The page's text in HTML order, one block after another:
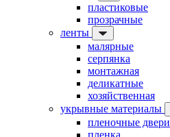
пластиковые
прозрачные
ленты
малярные
серпянка
монтажная
деликатные
хозяйственная
укрывные материалы
пленочные двери
пленка